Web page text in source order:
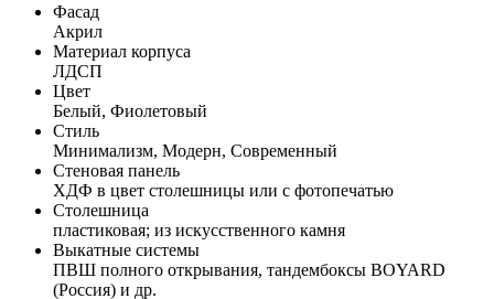
Фасад
Акрил
Материал корпуса
ЛДСП
Цвет
Белый, Фиолетовый
Стиль
Минимализм, Модерн, Современный
Стеновая панель
ХДФ в цвет столешницы или с фотопечатью
Столешница
пластиковая; из искусственного камня
Выкатные системы
ПВШ полного открывания, тандембоксы BOYARD
(Россия) и др.